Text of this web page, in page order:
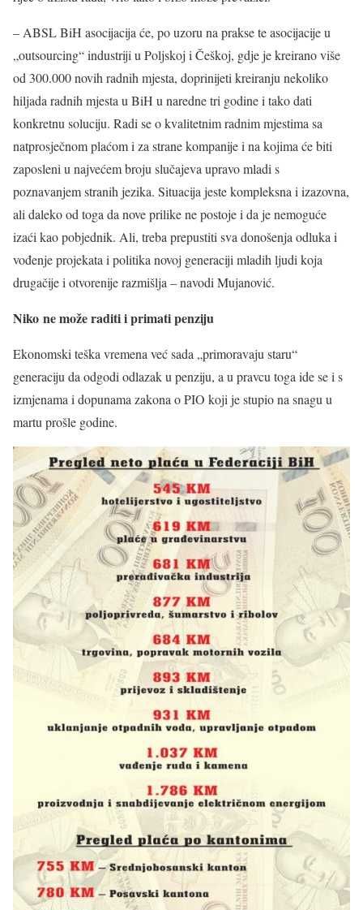
– ABSL BiH asocijacija će, po uzoru na prakse te asocijacije u
„outsourcing“ industriji u Poljskoj i Češkoj, gdje je kreirano više
od 300.000 novih radnih mjesta, doprinijeti kreiranju nekoliko
hiljada radnih mjesta u BiH u naredne tri godine i tako dati
konkretnu soluciju. Radi se o kvalitetnim radnim mjestima sa
natprosječnom plaćom i za strane kompanije i na kojima će biti
zaposleni u najvećem broju slučajeva upravo mladi s
poznavanjem stranih jezika. Situacija jeste kompleksna i izazovna,
ali daleko od toga da nove prilike ne postoje i da je nemoguće
izaći kao pobjednik. Ali, treba prepustiti sva donošenja odluka i
vođenje projekata i politika novoj generaciji mladih ljudi koja
drugačije i otvorenije razmišlja – navodi Mujanović.
Niko ne može raditi i primati penziju
Ekonomski teška vremena već sada „primoravaju staru“
generaciju da odgodi odlazak u penziju, a u pravcu toga ide se i s
izmjenama i dopunama zakona o PIO koji je stupio na snagu u
martu prošle godine.